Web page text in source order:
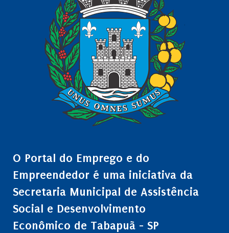
O Portal do Emprego e do
Empreendedor é uma iniciativa da
Secretaria Municipal de Assistência
Social e Desenvolvimento
Econômico de Tabapuã - SP